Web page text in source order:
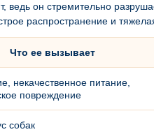
он стремительно
распространение и
Что ее вызывает
некачественное питание,
повреждение
собак